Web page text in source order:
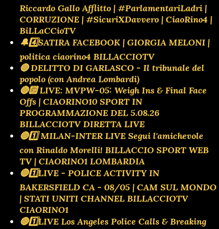
Riccardo Gallo Afflitto | #ParlamentariLadri |
CORRUZIONE | #SicuriXDavvero | CiaoRino4 |
BiLLaCCioTV
🔔4️⃣SATIRA FACEBOOK | GIORGIA MELONI |
politica ciaorino4 BILLACCIOTV
🔴 DELITTO DI GARLASCO - Il tribunale del
popolo (con Andrea Lombardi)
🔴🔟 LIVE: MVPW-05: Weigh Ins & Final Face
Offs | CIAORINO10 SPORT IN
PROGRAMMAZIONE DEL 5.08.26
BILLACCIOTV DIRETTA LIVE
🔴1️⃣ MILAN-INTER LIVE Segui l'amichevole
con Rinaldo Morelli! BILLACCIO SPORT WEB
TV | CIAORINO1 LOMBARDIA
🔴1️⃣LIVE - POLICE ACTIVITY IN
BAKERSFIELD CA - 08/05 | CAM SUL MONDO
| STATI UNITI CHANNEL BILLACCIOTV
CIAORINO1
🔴1️⃣LIVE Los Angeles Police Calls & Breaking